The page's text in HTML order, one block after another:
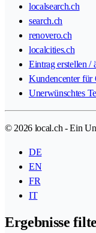
localsearch.ch
search.ch
renovero.ch
localcities.ch
Eintrag erstellen /
Kundencenter für
Unerwünschtes
© 2026 local.ch - Ein
DE
EN
FR
IT
Ergebnisse